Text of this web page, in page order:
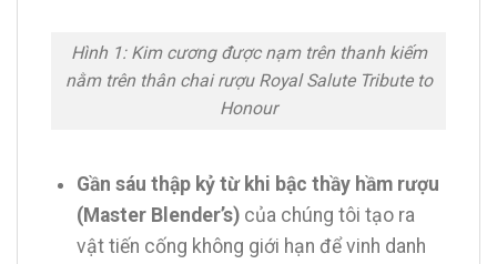
Hình 1: Kim cương được nạm trên thanh kiếm
nằm trên thân chai rượu Royal Salute Tribute to
Honour
Gần sáu thập kỷ từ khi bậc thầy hầm rượu
(Master Blender’s)của chúng tôi tạo ra
vật tiến cống không giới hạn để vinh danh